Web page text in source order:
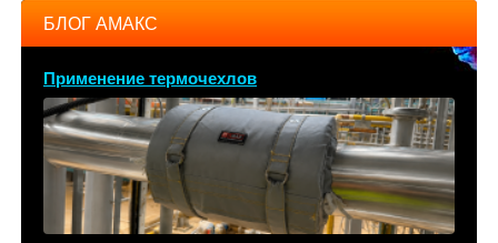
БЛОГ АМАКС
Применение термочехлов